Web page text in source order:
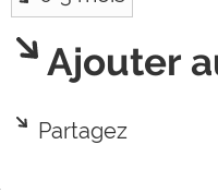
Ajouter
Partagez